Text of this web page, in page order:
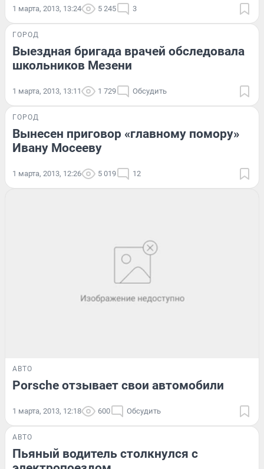
1 марта, 2013, 13:24 5 245 3
ГОРОД
Выездная бригада врачей обследовала
школьников Мезени
1 марта, 2013, 13:11 1 729 Обсудить
ГОРОД
Вынесен приговор «главному помору»
Ивану Мосееву
1 марта, 2013, 12:26 5 019 12
АВТО
Porsche отзывает свои автомобили
1 марта, 2013, 12:18 600 Обсудить
АВТО
Пьяный водитель столкнулся с